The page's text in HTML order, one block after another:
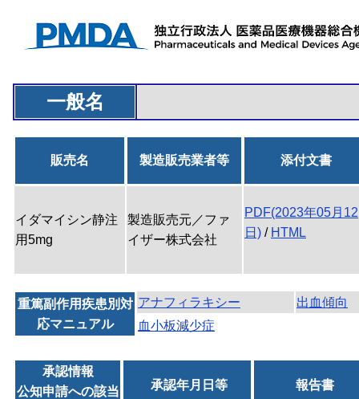
一般名
販売名 製造販売業者等 添付文書
イダマイシン静注
用5mg
製造販売元／ファ
イザー株式会社
PDF(2023年05月12
日) / HTML
重篤副作用疾患別対
応マニュアル
アナフィラキシー
出血傾向
血小板減少症
承認情報
公知申請への該当
承認年月日等 報告書